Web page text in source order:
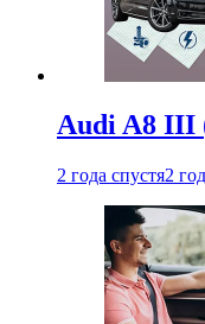
Audi A8 III
2 года спустя2